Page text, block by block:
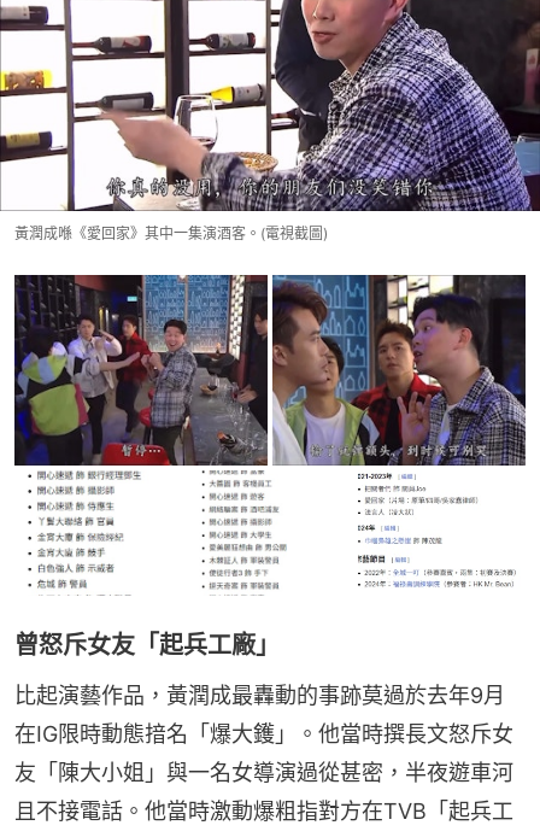
黃潤成喺《愛回家》其中一集演酒客。(電視截圖)
曾怒斥女友「起兵工廠」
比起演藝作品，黃潤成最轟動的事跡莫過於去年9月
在IG限時動態揞名「爆大鑊」。他當時撰長文怒斥女
友「陳大小姐」與一名女導演過從甚密，半夜遊車河
且不接電話。他當時激動爆粗指對方在TVB「起兵工